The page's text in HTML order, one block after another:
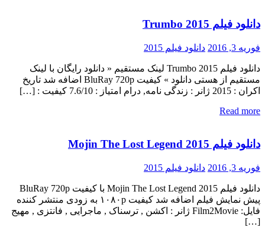
دانلود فیلم Trumbo 2015
فوریه 3, 2016 دانلود فیلم 2015
دانلود فیلم Trumbo 2015 لینک مستقیم « دانلود رایگان با لینک
مستقیم از هستی دانلود » کیفیت BluRay 720p اضافه شد تاریخ
اکران : 2015 ژانر : زندگی نامه, درام امتیاز : 7.6/10 کیفیت : […]
Read more
دانلود فیلم Mojin The Lost Legend 2015
فوریه 3, 2016 دانلود فیلم 2015
دانلود فیلم Mojin The Lost Legend 2015 با کیفیت BluRay 720p
پیش نمایش فیلم اضافه شد کیفیت ۱۰۸۰p به زودی منتشر کننده
فایل: Film2Movie ژانر : اکشن , ترسناک , ماجرایی , فانتزی , مهیج
[…]